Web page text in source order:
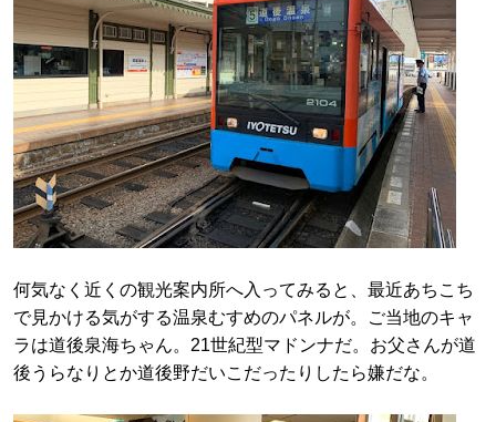
何気なく近くの観光案内所へ入ってみると、最近あちこち
で見かける気がする温泉むすめのパネルが。ご当地のキャ
ラは道後泉海ちゃん。21世紀型マドンナだ。お父さんが道
後うらなりとか道後野だいこだったりしたら嫌だな。